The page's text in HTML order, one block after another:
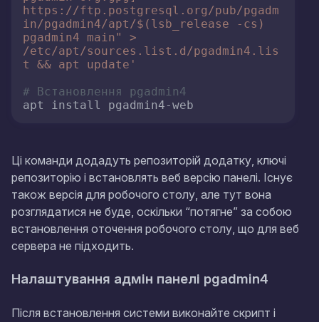
https://ftp.postgresql.org/pub/pgadm
in/pgadmin4/apt/$(lsb_release -cs)
pgadmin4 main" >
/etc/apt/sources.list.d/pgadmin4.lis
t && apt update'
# Встановлення pgadmin4
apt install pgadmin4-web
Ці команди додадуть репозиторій додатку, ключі
репозиторію і встановлять веб версію панелі. Існує
також версія для робочого столу, але тут вона
розглядатися не буде, оскільки “потягне” за собою
встановлення оточення робочого столу, що для веб
сервера не підходить.
Налаштування адмін панелі pgadmin4
Після встановлення системи виконайте скрипт і